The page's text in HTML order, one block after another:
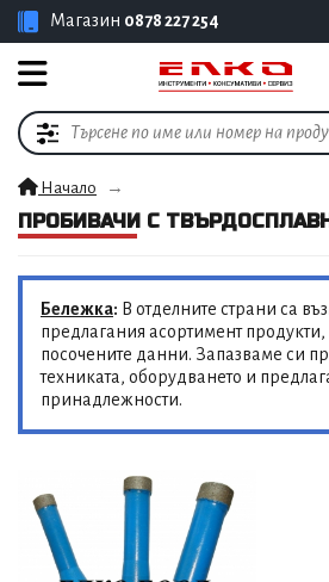
Магазин 0878 227 254
Начало
ПРОБИВАЧИ С
Бележка: В отделните страни са
предлагания асортимент продукти,
посочените данни. Запазваме си
техниката, оборудването и
принадлежности.